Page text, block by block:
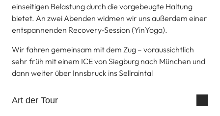
einseitigen Belastung durch die vorgebeugte Haltung
bietet. An zwei Abenden widmen wir uns außerdem einer
entspannenden Recovery-Session (YinYoga).
Wir fahren gemeinsam mit dem Zug – voraussichtlich
sehr früh mit einem ICE von Siegburg nach München und
dann weiter über Innsbruck ins Sellraintal
Art der Tour